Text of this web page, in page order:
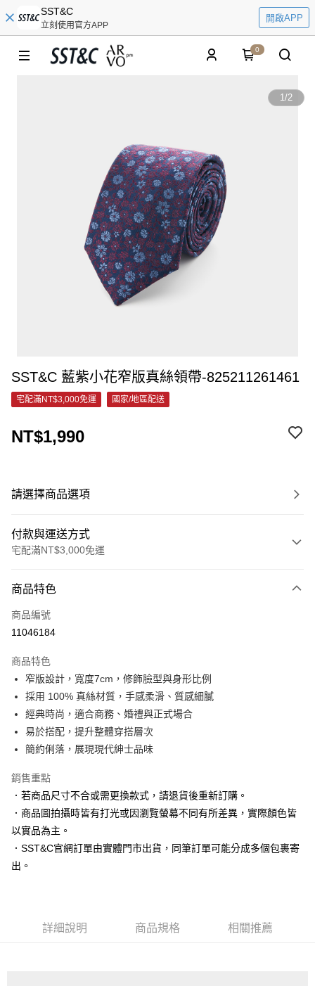
SST&C
立刻使用官方APP
開啟APP
0
1/2
SST&C 藍紫小花窄版真絲領帶-825211261461
宅配滿NT$3,000免運 國家/地區配送
NT$1,990
請選擇商品選項
付款與運送方式
宅配滿NT$3,000免運
信用卡一次付款
信用卡分期付款
合作金庫商業銀行
華南商業銀行
彰化商業銀行
上海商業儲蓄銀行
台北富邦商業銀行
國泰世華商業銀行
兆豐國際商業銀行
臺灣中小企業銀行
匯豐（台灣）商業銀行
聯邦商業銀行
元大商業銀行
台新國際商業銀行
中國信託商業銀行
台灣樂天信用卡公司
6 期 0 利率 每期
華南商業銀行
彰化商業銀行
上海商業儲蓄銀行
台北富邦商業銀行
國泰世華商業銀行
臺灣中小企業銀行
聯邦商業銀行
元大商業銀行
永豐商業銀行
玉山商業銀行
星展（台灣）商業銀行
台灣樂天信用卡公司
LINE Pay
Apple Pay
街口支付
悠遊付
Google Pay
新竹物流離島宅配
商品特色
商品編號
11046184
商品特色
窄版設計，寬度7cm，修飾臉型與身形比例
採用 100% 真絲材質，手感柔滑、質感細膩
經典時尚，適合商務、婚禮與正式場合
易於搭配，提升整體穿搭層次
簡約俐落，展現現代紳士品味
銷售重點
．若商品尺寸不合或需更換款式，請退貨後重新訂購。
．商品圖拍攝時皆有打光或因瀏覽螢幕不同有所差異，實際顏色皆
以實品為主。
．SST&C官網訂單由實體門市出貨，同筆訂單可能分成多個包裹寄
出。
詳細說明 商品規格 相關推薦